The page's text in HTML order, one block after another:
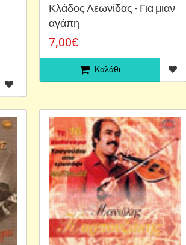
Κλάδος Λεωνίδας - Για μιαν
αγάπη
7,00€
Καλάθι